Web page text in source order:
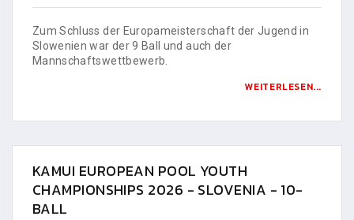
Zum Schluss der Europameisterschaft der Jugend in
Slowenien war der 9 Ball und auch der
Mannschaftswettbewerb.
WEITERLESEN...
KAMUI EUROPEAN POOL YOUTH
CHAMPIONSHIPS 2026 - SLOVENIA - 10-
BALL